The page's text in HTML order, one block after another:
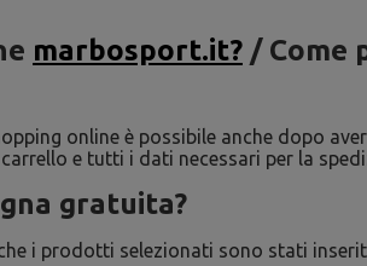
marbosport.it? / Come
online è possibile anche dopo
e tutti i dati necessari per la
gratuita?
i prodotti selezionati sono stati